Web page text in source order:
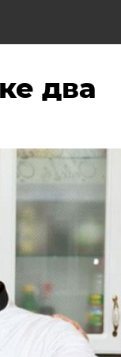
два